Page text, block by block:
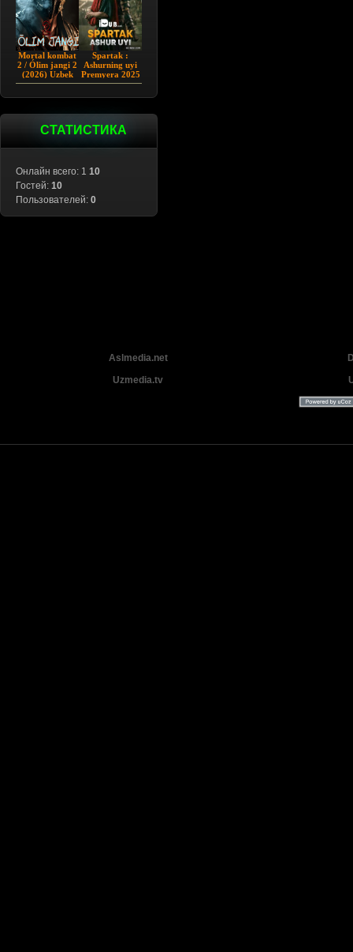
Mortal kombat
2 / Ólim jangi 2
(2026) Uzbek
tilida
Spartak :
Ashurning uyi
Premyera 2025
Barcha qismlar
СТАТИСТИКА
Онлайн всего: 1 10
Гостей: 10
Пользователей: 0
Aslmedia.net
Uzmedia.tv